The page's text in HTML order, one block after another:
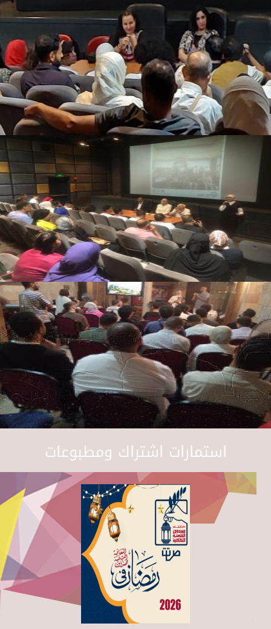
استمارات اشتراك ومطبوعات